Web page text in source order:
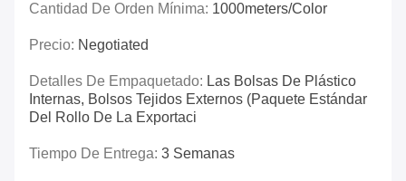
Cantidad De Orden Mínima: 1000meters/color
Precio: Negotiated
Detalles De Empaquetado: Las Bolsas De Plástico
Internas, Bolsos Tejidos Externos (paquete Estándar
Del Rollo De La Exportaci
Tiempo De Entrega: 3 Semanas